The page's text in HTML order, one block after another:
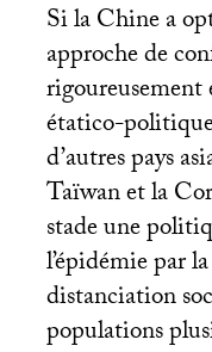
Si la Chine a
approche de
rigoureusement
étatico-
d’autres pays
Taïwan et la
stade une
l’épidémie par
distanciation
populations